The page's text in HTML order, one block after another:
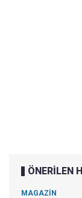
ÖNERİLEN
MAGAZİN